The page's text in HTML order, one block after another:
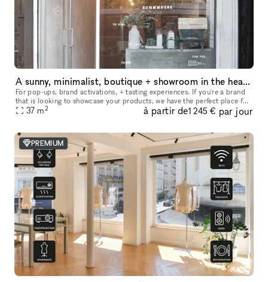
A sunny, minimalist, boutique + showroom in the heart of the Lower East Side, Manhattan
For pop-ups, brand activations, + tasting experiences. If you're a brand
that is looking to showcase your products, we have the perfect place for
you. Our sustainably designed 'pop up space' is ide
37 m2 à partir de1 245 € par jour
PREMIUM